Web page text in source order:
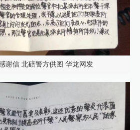
谢信 北碚警方供图 华龙网发